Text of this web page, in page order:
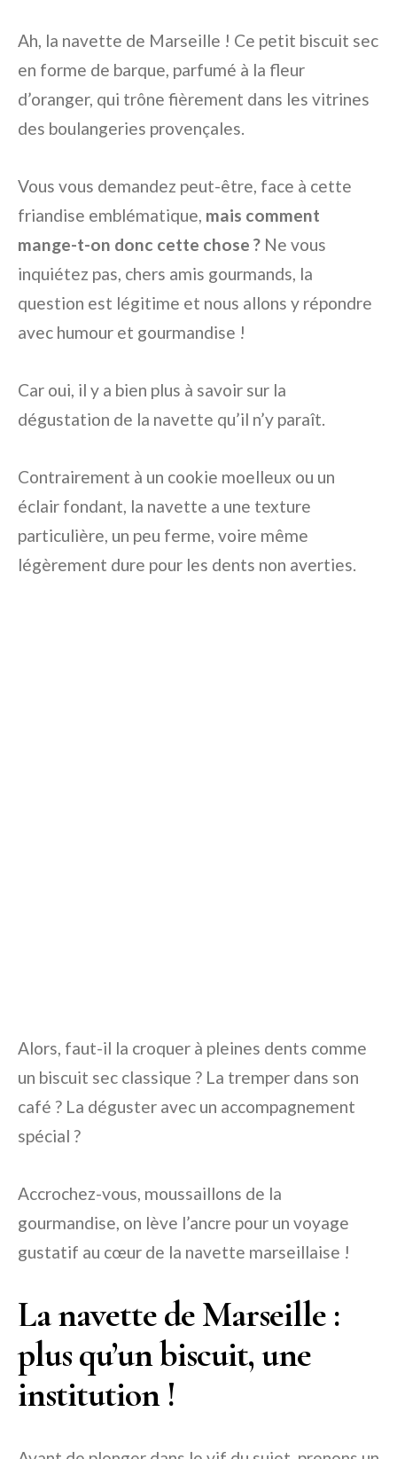
Ah, la navette de Marseille ! Ce petit biscuit sec
en forme de barque, parfumé à la fleur
d’oranger, qui trône fièrement dans les vitrines
des boulangeries provençales.
Vous vous demandez peut-être, face à cette
friandise emblématique, mais comment
mange-t-on donc cette chose ? Ne vous
inquiétez pas, chers amis gourmands, la
question est légitime et nous allons y répondre
avec humour et gourmandise !
Car oui, il y a bien plus à savoir sur la
dégustation de la navette qu’il n’y paraît.
Contrairement à un cookie moelleux ou un
éclair fondant, la navette a une texture
particulière, un peu ferme, voire même
légèrement dure pour les dents non averties.
Alors, faut-il la croquer à pleines dents comme
un biscuit sec classique ? La tremper dans son
café ? La déguster avec un accompagnement
spécial ?
Accrochez-vous, moussaillons de la
gourmandise, on lève l’ancre pour un voyage
gustatif au cœur de la navette marseillaise !
La navette de Marseille :
plus qu’un biscuit, une
institution !